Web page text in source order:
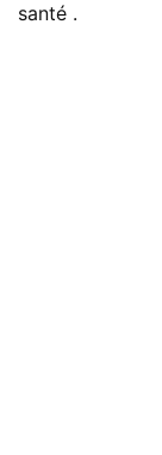
santé .